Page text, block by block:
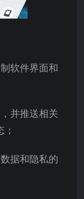
软件界面和
并推送相关
据和隐私的